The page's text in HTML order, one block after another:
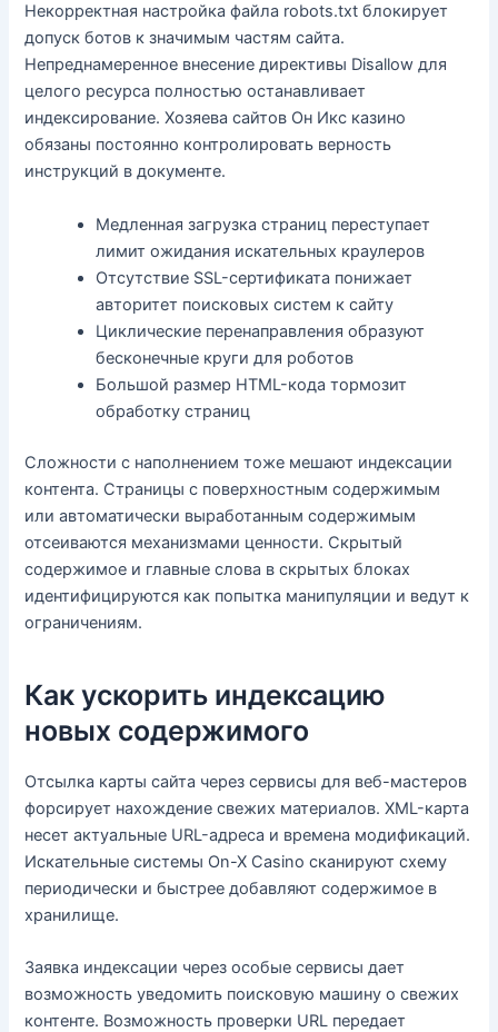
Некорректная настройка файла robots.txt блокирует
допуск ботов к значимым частям сайта.
Непреднамеренное внесение директивы Disallow для
целого ресурса полностью останавливает
индексирование. Хозяева сайтов Он Икс казино
обязаны постоянно контролировать верность
инструкций в документе.
Медленная загрузка страниц переступает
лимит ожидания искательных краулеров
Отсутствие SSL-сертификата понижает
авторитет поисковых систем к сайту
Циклические перенаправления образуют
бесконечные круги для роботов
Большой размер HTML-кода тормозит
обработку страниц
Сложности с наполнением тоже мешают индексации
контента. Страницы с поверхностным содержимым
или автоматически выработанным содержимым
отсеиваются механизмами ценности. Скрытый
содержимое и главные слова в скрытых блоках
идентифицируются как попытка манипуляции и ведут к
ограничениям.
Как ускорить индексацию
новых содержимого
Отсылка карты сайта через сервисы для веб-мастеров
форсирует нахождение свежих материалов. XML-карта
несет актуальные URL-адреса и времена модификаций.
Искательные системы On-X Casino сканируют схему
периодически и быстрее добавляют содержимое в
хранилище.
Заявка индексации через особые сервисы дает
возможность уведомить поисковую машину о свежих
контенте. Возможность проверки URL передает